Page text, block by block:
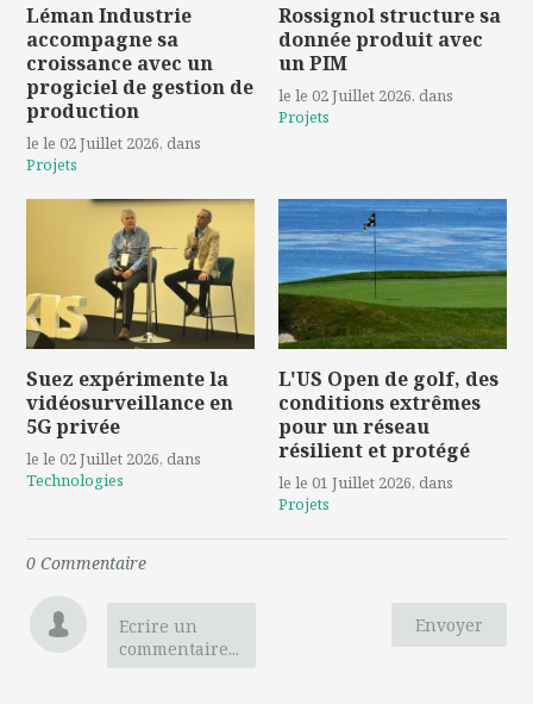
Léman Industrie
accompagne sa
croissance avec un
progiciel de gestion de
production
le le 02 Juillet 2026, dans
Projets
Rossignol structure sa
donnée produit avec
un PIM
le le 02 Juillet 2026, dans
Projets
Suez expérimente la
vidéosurveillance en
5G privée
le le 02 Juillet 2026, dans
Technologies
L'US Open de golf, des
conditions extrêmes
pour un réseau
résilient et protégé
le le 01 Juillet 2026, dans
Projets
0 Commentaire
Envoyer
Ecrire un
commentaire...